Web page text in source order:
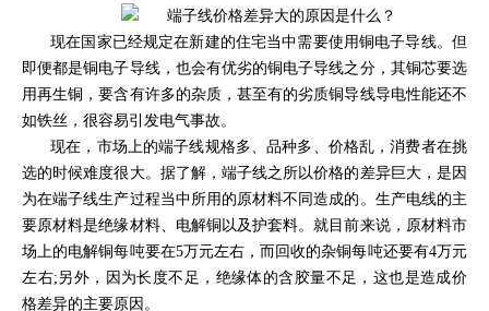
现在国家已经规定在新建的住宅当中需要使用铜电子导线。但
即便都是铜电子导线，也会有优劣的铜电子导线之分，其铜芯要选
用再生铜，要含有许多的杂质，甚至有的劣质铜导线导电性能还不
如铁丝，很容易引发电气事故。
现在，市场上的端子线规格多、品种多、价格乱，消费者在挑
选的时候难度很大。据了解，端子线之所以价格的差异巨大，是因
为在端子线生产过程当中所用的原材料不同造成的。生产电线的主
要原材料是绝缘材料、电解铜以及护套料。就目前来说，原材料市
场上的电解铜每吨要在5万元左右，而回收的杂铜每吨还要有4万元
左右;另外，因为长度不足，绝缘体的含胶量不足，这也是造成价
格差异的主要原因。